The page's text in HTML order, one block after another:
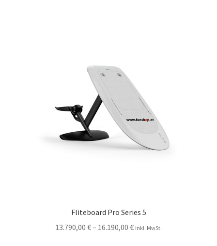
Fliteboard Pro Series 5
13.790,00 €– 16.190,00 € inkl. MwSt.